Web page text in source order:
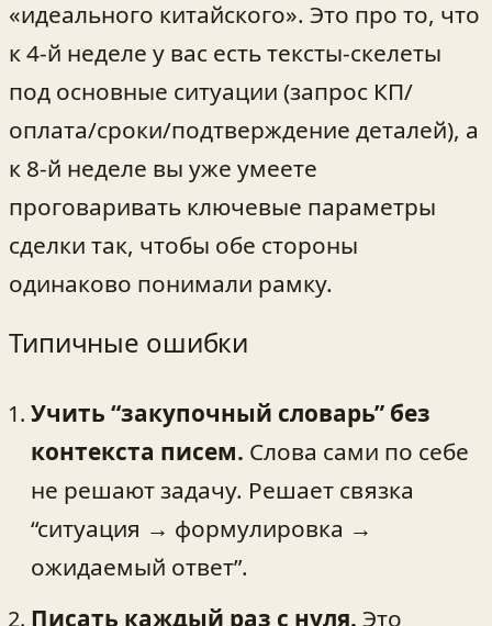
«идеального китайского». Это про то, что
к 4-й неделе у вас есть тексты‑скелеты
под основные ситуации (запрос КП/
оплата/сроки/подтверждение деталей), а
к 8-й неделе вы уже умеете
проговаривать ключевые параметры
сделки так, чтобы обе стороны
одинаково понимали рамку.
Типичные ошибки
Учить “закупочный словарь” без
контекста писем. Слова сами по себе
не решают задачу. Решает связка
“ситуация → формулировка →
ожидаемый ответ”.
Писать каждый раз с нуля. Это